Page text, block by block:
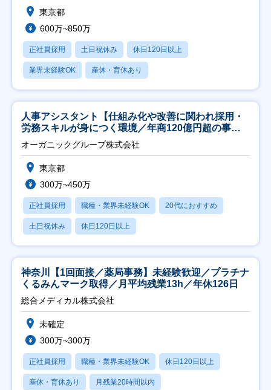
東京都
600万~850万
正社員採用 土日祝休み 休日120日以上
業界未経験OK 産休・育休あり
人事アシスタント【仕組み化や改善に関われ採用・
労務スキルが身につく環境／年商120億円超の事業
会社】
オーガニックグループ株式会社
東京都
300万~450万
正社員採用 職種・業界未経験OK 20代におすすめ
土日祝休み 休日120日以上
神奈川【1回面接／薬局事務】未経験歓迎／プラチナ
くるみんマーク取得／月平均残業13h／年休126日
総合メディカル株式会社
未確定
300万~300万
正社員採用 職種・業界未経験OK 休日120日以上
産休・育休あり 月残業20時間以内